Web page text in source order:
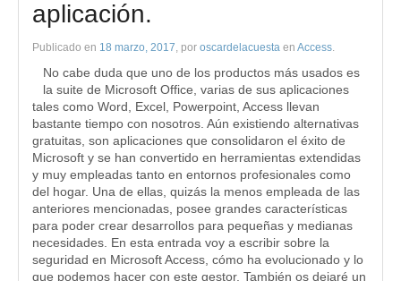
aplicación.
Publicado en 18 marzo, 2017, por oscardelacuesta en Access.
No cabe duda que uno de los productos más usados es
la suite de Microsoft Office, varias de sus aplicaciones
tales como Word, Excel, Powerpoint, Access llevan
bastante tiempo con nosotros. Aún existiendo alternativas
gratuitas, son aplicaciones que consolidaron el éxito de
Microsoft y se han convertido en herramientas extendidas
y muy empleadas tanto en entornos profesionales como
del hogar. Una de ellas, quizás la menos empleada de las
anteriores mencionadas, posee grandes características
para poder crear desarrollos para pequeñas y medianas
necesidades. En esta entrada voy a escribir sobre la
seguridad en Microsoft Access, cómo ha evolucionado y lo
que podemos hacer con este gestor. También os dejaré un